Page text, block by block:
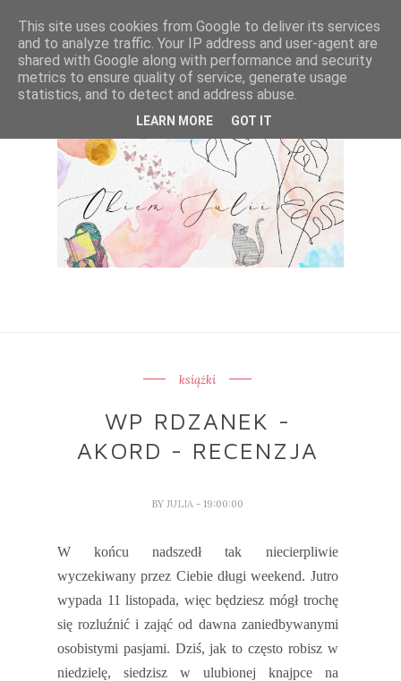
książki
WP RDZANEK -
AKORD - RECENZJA
BYJULIA - 19:00:00
W końcu nadszedł tak niecierpliwie
wyczekiwany przez Ciebie długi weekend. Jutro
wypada 11 listopada, więc będziesz mógł trochę
się rozluźnić i zająć od dawna zaniedbywanymi
osobistymi pasjami. Dziś, jak to często robisz w
niedzielę, siedzisz w ulubionej knajpce na
This site uses cookies from Google to deliver its services
and to analyze traffic. Your IP address and user-agent are
shared with Google along with performance and security
metrics to ensure quality of service, generate usage
statistics, and to detect and address abuse.
LEARN MORE GOT IT